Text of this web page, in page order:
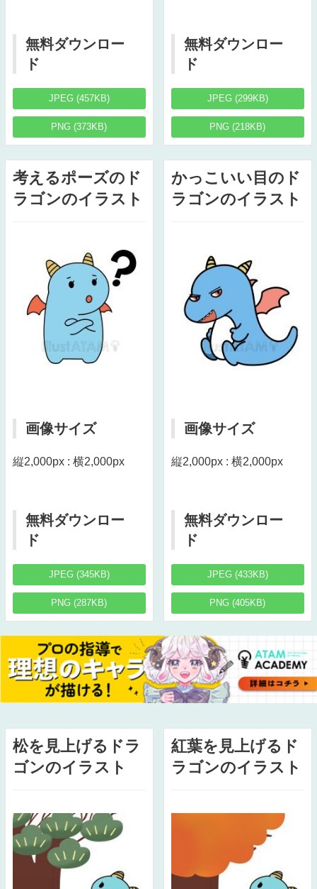
無料ダウンロー
ド
JPEG (457KB)
PNG (373KB)
無料ダウンロー
ド
JPEG (299KB)
PNG (218KB)
考えるポーズのド
ラゴンのイラスト
画像サイズ
縦2,000px : 横2,000px
無料ダウンロー
ド
JPEG (345KB)
PNG (287KB)
かっこいい目のド
ラゴンのイラスト
画像サイズ
縦2,000px : 横2,000px
無料ダウンロー
ド
JPEG (433KB)
PNG (405KB)
松を見上げるドラ
ゴンのイラスト
紅葉を見上げるド
ラゴンのイラスト